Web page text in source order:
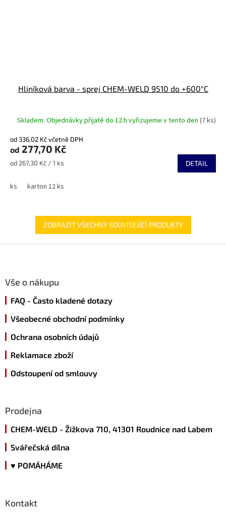
Hliníková barva - sprej CHEM-WELD 9510 do +600°C
Skladem. Objednávky přijaté do 12.h vyřizujeme v tento den (7 ks)
od 336,02 Kč včetně DPH
od 277,70 Kč
Měrná
od 267,30 Kč / 1 ks DETAIL
ks karton 12 ks
ZOBRAZIT VŠECHNY SOUVISEJÍCÍ PRODUKTY
Vše o nákupu
FAQ - Často kladené dotazy
Všeobecné obchodní podmínky
Ochrana osobních údajů
Reklamace zboží
Odstoupení od smlouvy
Prodejna
CHEM-WELD - Žižkova 710, 41301 Roudnice nad Labem
Svářečská dílna
♥ POMÁHÁME
Kontakt